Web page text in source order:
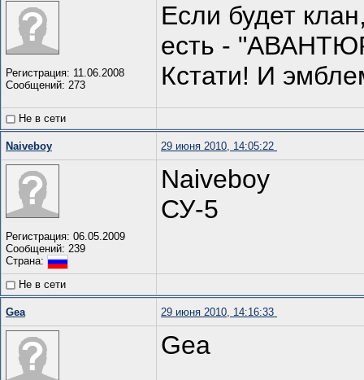
Регистрация: 11.06.2008
Сообщений: 273
Если будет
есть -
Кстати! И
Не в сети
Naiveboy 29 июня 2010, 14:05:22
Регистрация: 06.05.2009
Сообщений: 239
Страна:
Naiveboy
СУ-5
Не в сети
Gea 29 июня 2010, 14:16:33
Gea